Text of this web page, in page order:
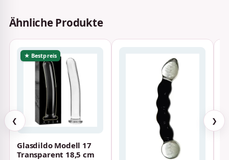
Ähnliche Produkte
❮
★ Bestpreis
Glasdildo Modell 17
Transparent 18,5 cm
❯